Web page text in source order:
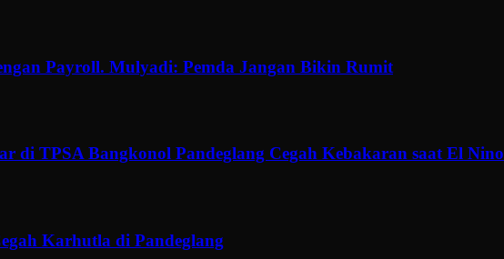
Payroll. Mulyadi: Pemda Jangan Bikin Rumit
di TPSA Bangkonol Pandeglang Cegah Kebakaran saat El Nino
Karhutla di Pandeglang